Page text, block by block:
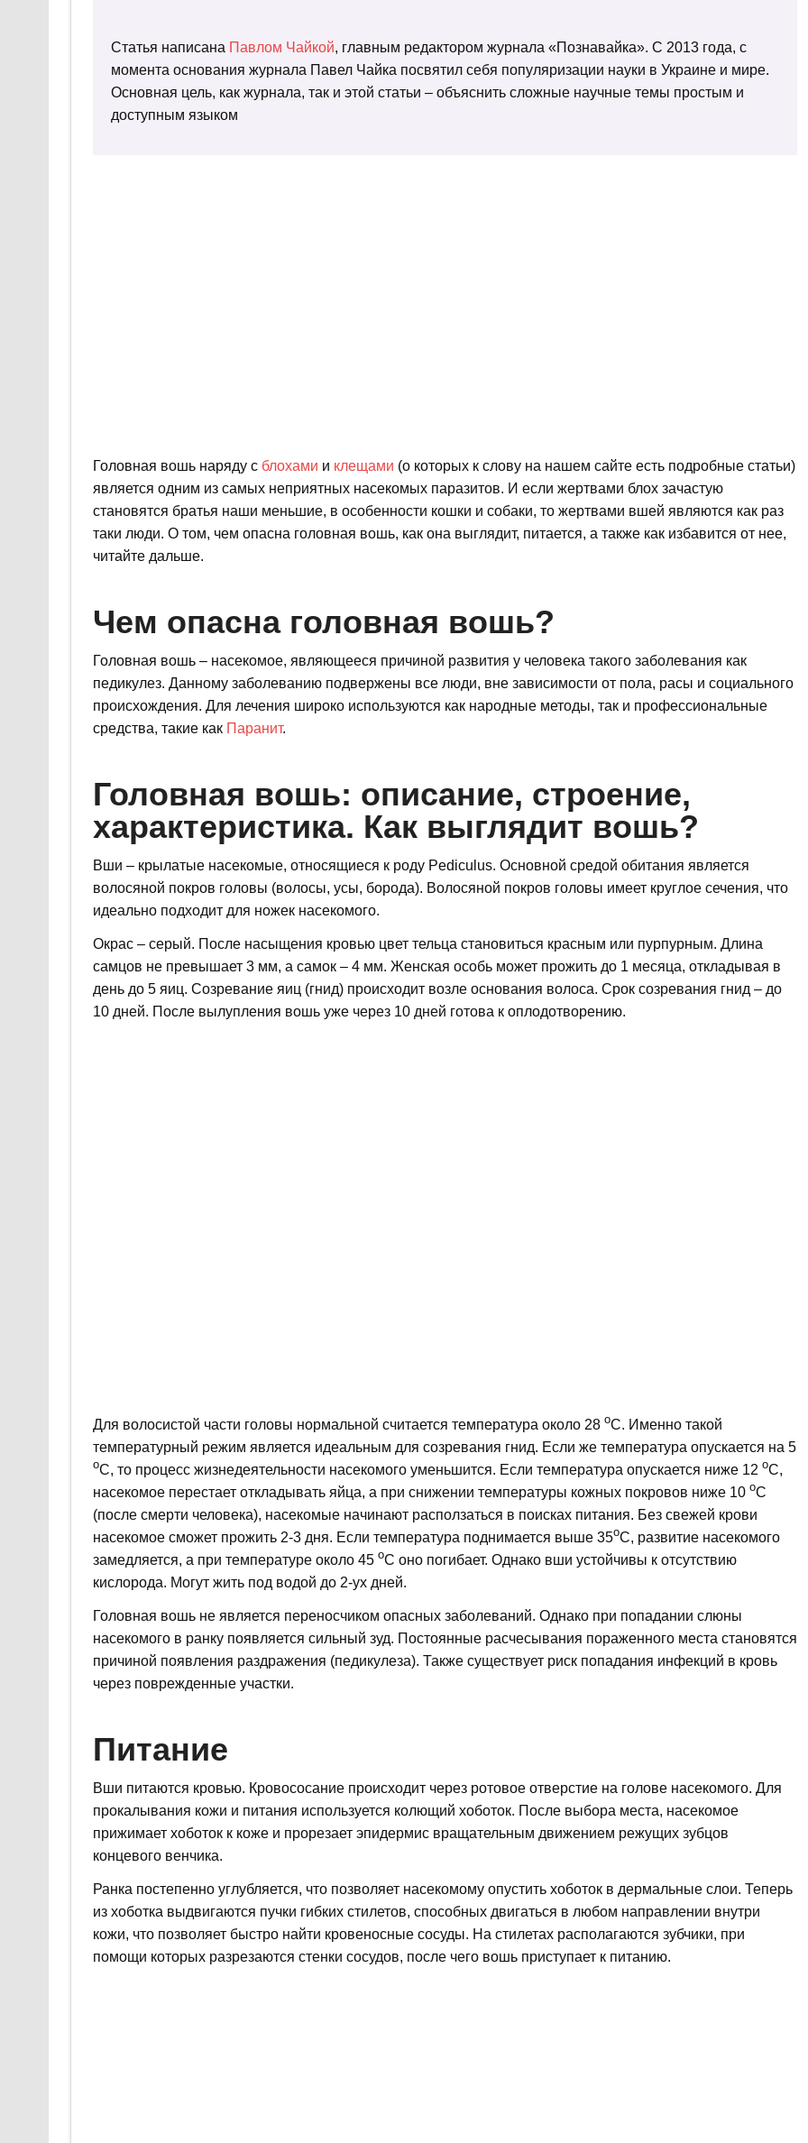
Статья написана Павлом Чайкой, главным редактором журнала «Познавайка». С 2013 года, с
момента основания журнала Павел Чайка посвятил себя популяризации науки в Украине и мире.
Основная цель, как журнала, так и этой статьи – объяснить сложные научные темы простым и
доступным языком
Головная вошь наряду с блохами и клещами (о которых к слову на нашем сайте есть подробные статьи)
является одним из самых неприятных насекомых паразитов. И если жертвами блох зачастую
становятся братья наши меньшие, в особенности кошки и собаки, то жертвами вшей являются как раз
таки люди. О том, чем опасна головная вошь, как она выглядит, питается, а также как избавится от нее,
читайте дальше.
Чем опасна головная вошь?
Головная вошь – насекомое, являющееся причиной развития у человека такого заболевания как
педикулез. Данному заболеванию подвержены все люди, вне зависимости от пола, расы и социального
происхождения. Для лечения широко используются как народные методы, так и профессиональные
средства, такие как Паранит.
Головная вошь: описание, строение,
характеристика. Как выглядит вошь?
Вши – крылатые насекомые, относящиеся к роду Pediculus. Основной средой обитания является
волосяной покров головы (волосы, усы, борода). Волосяной покров головы имеет круглое сечения, что
идеально подходит для ножек насекомого.
Окрас – серый. После насыщения кровью цвет тельца становиться красным или пурпурным. Длина
самцов не превышает 3 мм, а самок – 4 мм. Женская особь может прожить до 1 месяца, откладывая в
день до 5 яиц. Созревание яиц (гнид) происходит возле основания волоса. Срок созревания гнид – до
10 дней. После вылупления вошь уже через 10 дней готова к оплодотворению.
Для волосистой части головы нормальной считается температура около 28 оС. Именно такой
температурный режим является идеальным для созревания гнид. Если же температура опускается на 5
оС, то процесс жизнедеятельности насекомого уменьшится. Если температура опускается ниже 12 оС,
насекомое перестает откладывать яйца, а при снижении температуры кожных покровов ниже 10 оС
(после смерти человека), насекомые начинают расползаться в поисках питания. Без свежей крови
насекомое сможет прожить 2-3 дня. Если температура поднимается выше 35оС, развитие насекомого
замедляется, а при температуре около 45 оС оно погибает. Однако вши устойчивы к отсутствию
кислорода. Могут жить под водой до 2-ух дней.
Головная вошь не является переносчиком опасных заболеваний. Однако при попадании слюны
насекомого в ранку появляется сильный зуд. Постоянные расчесывания пораженного места становятся
причиной появления раздражения (педикулеза). Также существует риск попадания инфекций в кровь
через поврежденные участки.
Питание
Вши питаются кровью. Кровососание происходит через ротовое отверстие на голове насекомого. Для
прокалывания кожи и питания используется колющий хоботок. После выбора места, насекомое
прижимает хоботок к коже и прорезает эпидермис вращательным движением режущих зубцов
концевого венчика.
Ранка постепенно углубляется, что позволяет насекомому опустить хоботок в дермальные слои. Теперь
из хоботка выдвигаются пучки гибких стилетов, способных двигаться в любом направлении внутри
кожи, что позволяет быстро найти кровеносные сосуды. На стилетах располагаются зубчики, при
помощи которых разрезаются стенки сосудов, после чего вошь приступает к питанию.